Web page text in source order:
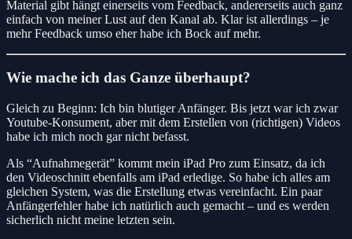
Material gibt hängt einerseits vom Feedback, andererseits auch ganz
einfach von meiner Lust auf den Kanal ab. Klar ist allerdings – je
mehr Feedback umso eher habe ich Bock auf mehr.
Wie mache ich das Ganze überhaupt?
Gleich zu Beginn: Ich bin blutiger Anfänger. Bis jetzt war ich zwar
Youtube-Konsument, aber mit dem Erstellen von (richtigen) Videos
habe ich mich noch gar nicht befasst.
Als “Aufnahmegerät” kommt mein iPad Pro zum Einsatz, da ich
den Videoschnitt ebenfalls am iPad erledige. So habe ich alles am
gleichen System, was die Erstellung etwas vereinfacht. Ein paar
Anfängerfehler habe ich natürlich auch gemacht – und es werden
sicherlich nicht meine letzten sein.